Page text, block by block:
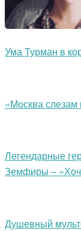
Ума Турман в
«Москва слезам
Легендарные
Земфиры –
Душевный